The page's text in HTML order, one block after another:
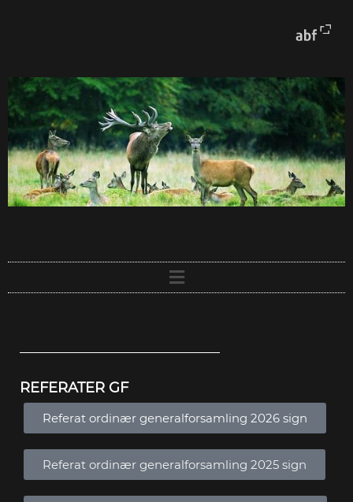
REFERATER GF
Referat ordinær generalforsamling 2026 sign
Referat ordinær generalforsamling 2025 sign